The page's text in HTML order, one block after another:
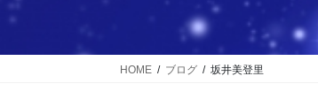
動
HOME ブログ 坂井美登里